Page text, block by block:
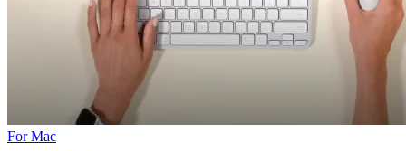
For Mac